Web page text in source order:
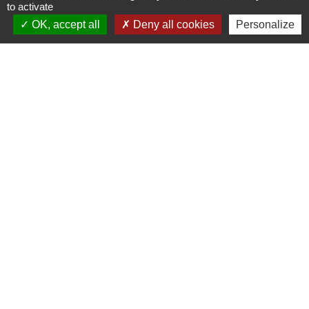
Contact par formulaire
to activate
OK, accept all
Deny all cookies Personalize